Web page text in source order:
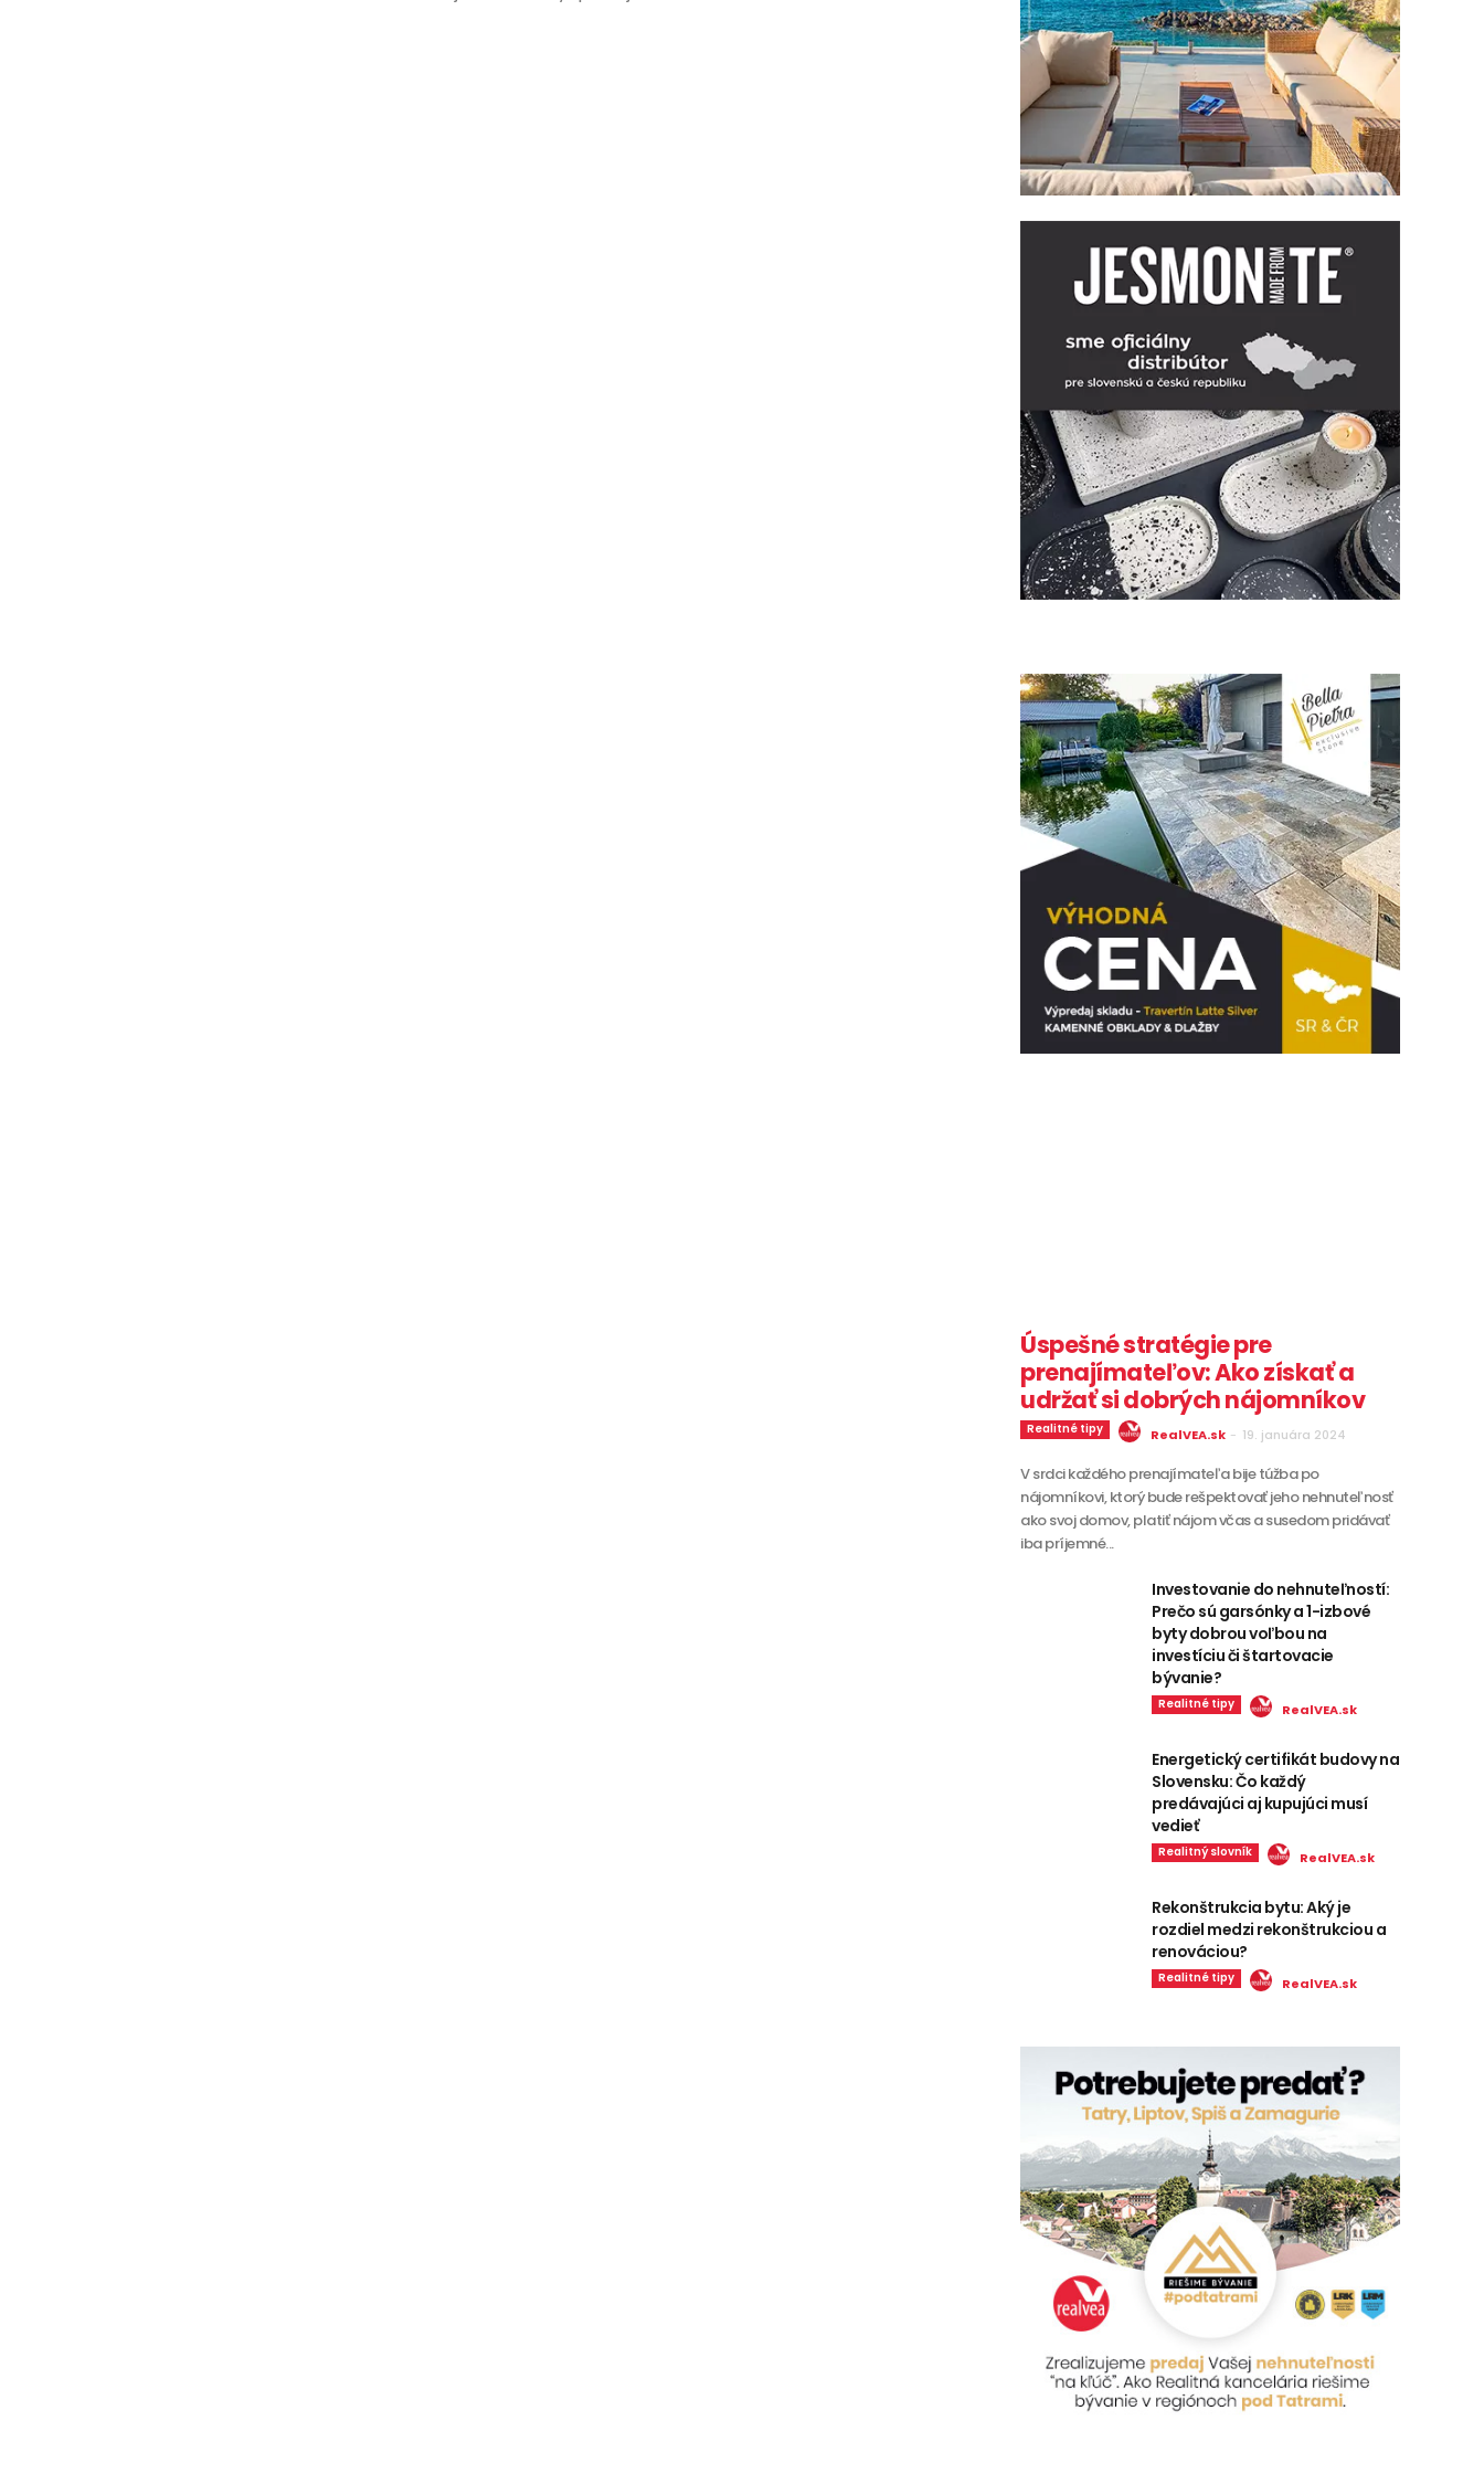
Úspešné stratégie pre
prenajímateľov: Ako získať a
udržať si dobrých nájomníkov
Realitné tipy RealVEA.sk - 19. januára 2024
V srdci každého prenajímateľa bije túžba po
nájomníkovi, ktorý bude rešpektovať jeho nehnuteľnosť
ako svoj domov, platiť nájom včas a susedom pridávať
iba príjemné...
Investovanie do nehnuteľností:
Prečo sú garsónky a 1-izbové
byty dobrou voľbou na
investíciu či štartovacie
bývanie?
Realitné tipy RealVEA.sk
Energetický certifikát budovy na
Slovensku: Čo každý
predávajúci aj kupujúci musí
vedieť
Realitný slovník RealVEA.sk
Rekonštrukcia bytu: Aký je
rozdiel medzi rekonštrukciou a
renováciou?
Realitné tipy RealVEA.sk